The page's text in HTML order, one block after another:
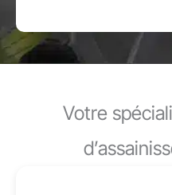
Votre